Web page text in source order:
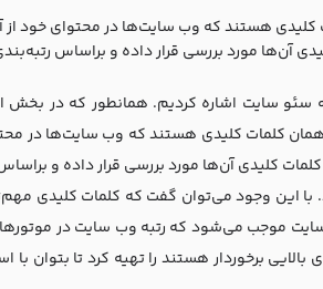
کلیدی هستند که وب سایت‌ها در محتوای خود از
آن‌ها مورد بررسی قرار داده و براساس
سئو سایت اشاره کردیم. همانطور که در بخش
همان کلمات کلیدی هستند که وب سایت‌ها در
کلیدی آن‌ها مورد بررسی قرار داده و
با این وجود می‌توان گفت که کلمات کلیدی
موجب می‌شود که رتبه وب سایت در
برخوردار هستند را تهیه کرد تا بتوان با